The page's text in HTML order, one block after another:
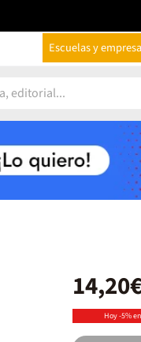
Escuelas y
Hoy -5%